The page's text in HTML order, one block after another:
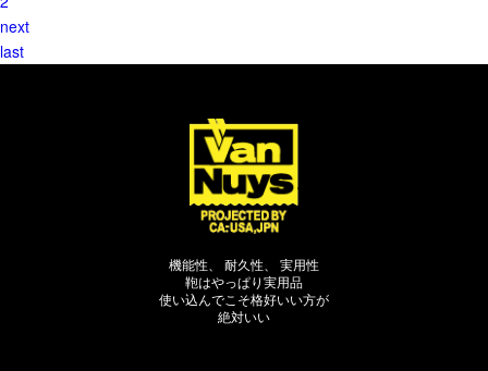
Galaxy
Other
PC／タブレットケース
iPad
MacBook
デジカメケース
next
last
機能性、 耐久性、 実用性
鞄はやっぱり実用品
使い込んでこそ格好いい方が
絶対いい